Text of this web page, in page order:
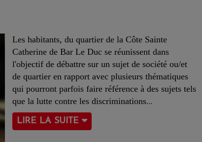
Les habitants, du quartier de la Côte Sainte
Catherine de Bar Le Duc se réunissent dans
l'objectif de débattre sur un sujet de société ou/et
de quartier en rapport avec plusieurs thématiques
qui pourront parfois faire référence à des sujets tels
que la lutte contre les discriminations
LIRE LA SUITE